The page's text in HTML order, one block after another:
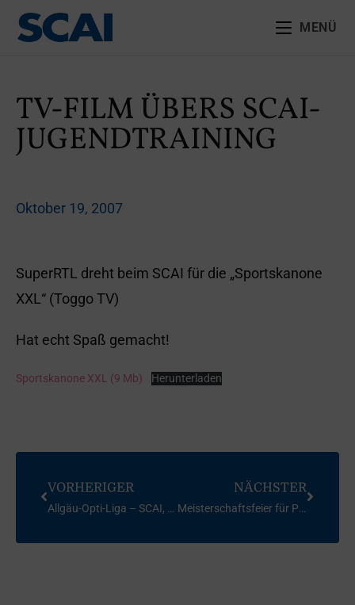
MENÜ
TV-FILM ÜBERS SCAI-
JUGENDTRAINING
Oktober 19, 2007
SuperRTL dreht beim SCAI für die „Sportskanone
XXL“ (Toggo TV)
Hat echt Spaß gemacht!
Sportskanone XXL (9 Mb) Herunterladen
VORHERIGER
Allgäu-Opti-Liga – SCAI, Großer Alpsee 2007
NÄCHSTER
Meisterschaftsfeier für Philipp Buhl